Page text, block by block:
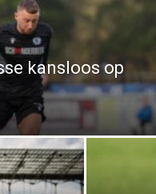
kansloos op